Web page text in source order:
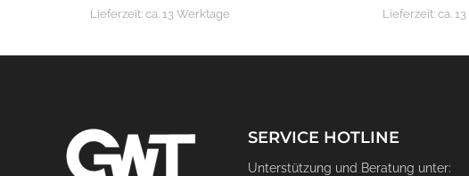
Lieferzeit: ca. 13 Werktage Lieferzeit:ca.
SERVICE HOTLINE
Unterstützung und Beratung unter: